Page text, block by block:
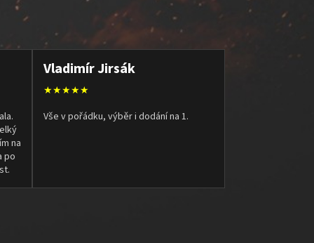
na
po
Vladimír Jirsák
★★★★★
Vše v pořádku, výběr i dodání na 1.